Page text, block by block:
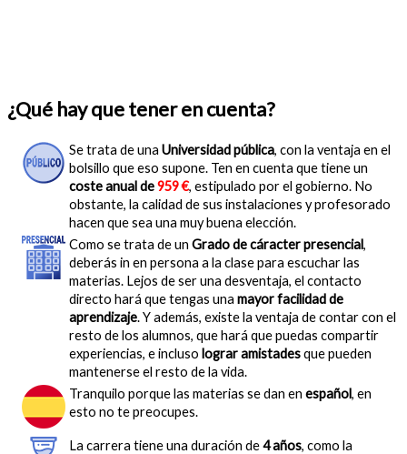
¿Qué hay que tener en cuenta?
Se trata de una Universidad pública, con la ventaja en el
bolsillo que eso supone. Ten en cuenta que tiene un
coste anual de959 €, estipulado por el gobierno. No
obstante, la calidad de sus instalaciones y profesorado
hacen que sea una muy buena elección.
Como se trata de un Grado de cáracter presencial,
deberás in en persona a la clase para escuchar las
materias. Lejos de ser una desventaja, el contacto
directo hará que tengas una mayor facilidad de
aprendizaje. Y además, existe la ventaja de contar con el
resto de los alumnos, que hará que puedas compartir
experiencias, e incluso lograr amistadesque pueden
mantenerse el resto de la vida.
Tranquilo porque las materias se dan en español, en
esto no te preocupes.
La carrera tiene una duración de4 años, como la